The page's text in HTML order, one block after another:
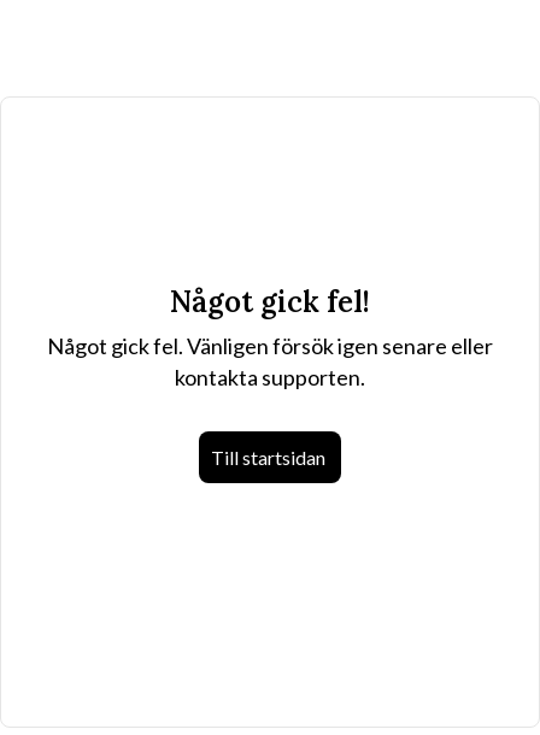
Något gick fel!
Något gick fel. Vänligen försök igen senare eller
kontakta supporten.
Till startsidan